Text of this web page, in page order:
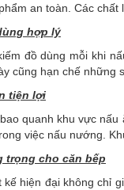
an toàn. Các
hợp lý
đồ dùng mỗi khi
cũng hạn chế những
tiện lợi
quanh khu vực
việc nấu nướng.
trọng cho căn bếp
hiện đại không chỉ